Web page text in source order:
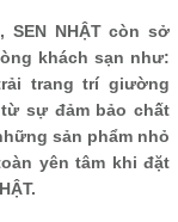
SEN NHẬT còn sở
khách sạn như:
trang trí giường
sự đảm bảo chất
sản phẩm nhỏ
yên tâm khi đặt